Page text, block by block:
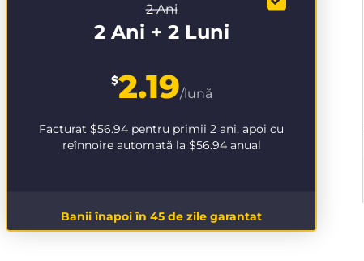
2 Ani
2 Ani + 2 Luni
$2.19/lună
Facturat $56.94 pentru primii 2 ani, apoi cu
reînnoire automată la $56.94anual
Banii înapoi în 45 de zile garantat